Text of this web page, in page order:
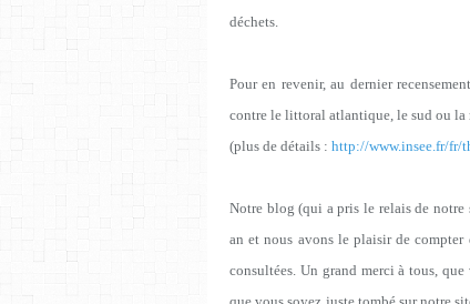
déchets.
Pour en revenir, au dernier
contre le littoral atlantique, le sud ou la
(plus de détails : http://www.insee.fr/fr/
Notre blog (qui a pris le relais de notre
an et nous avons le plaisir de
consultées. Un grand merci à tous,